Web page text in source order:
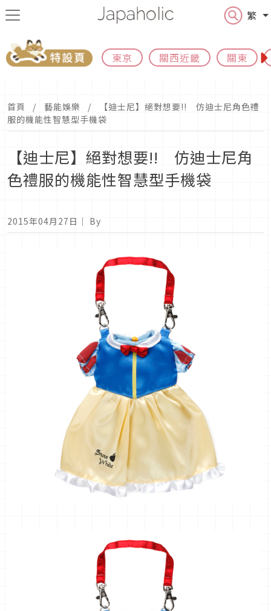
繁
東京 關西近畿 關東
首頁 藝能娛樂
【迪士尼】絕對想要!! 仿迪士尼角色禮
服的機能性智慧型手機袋
【迪士尼】絕對想要!! 仿迪士尼角
色禮服的機能性智慧型手機袋
2015年04月27日 ｜ By